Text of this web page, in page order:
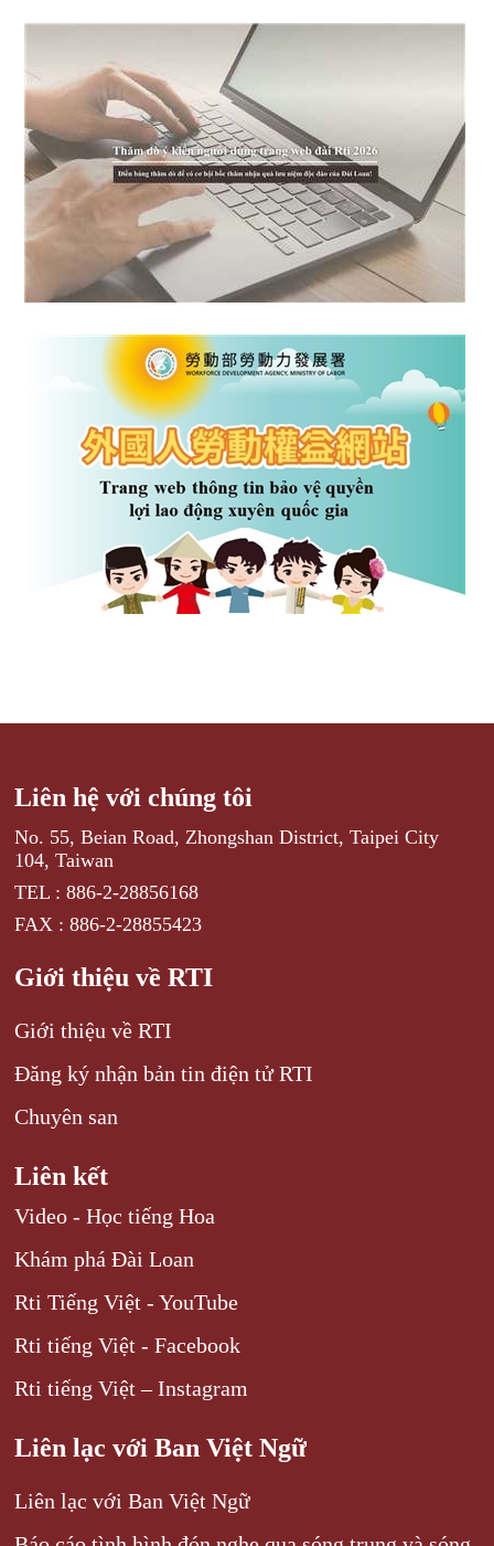
Liên hệ với chúng tôi
No. 55, Beian Road, Zhongshan District, Taipei City
104, Taiwan
TEL : 886-2-28856168
FAX : 886-2-28855423
Giới thiệu về RTI
Giới thiệu về RTI
Đăng ký nhận bản tin điện tử RTI
Chuyên san
Liên kết
Video - Học tiếng Hoa
Khám phá Đài Loan
Rti Tiếng Việt - YouTube
Rti tiếng Việt - Facebook
Rti tiếng Việt – Instagram
Liên lạc với Ban Việt Ngữ
Liên lạc với Ban Việt Ngữ